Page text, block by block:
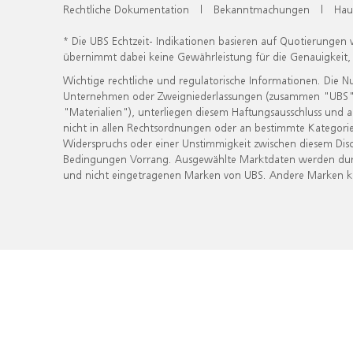
Rechtliche Dokumentation | Bekanntmachungen |
* Die UBS Echtzeit- Indikationen basieren auf
übernimmt dabei keine Gewährleistung für die
Wichtige rechtliche und regulatorische Informationen. Die
Unternehmen oder Zweigniederlassungen (zusammen
"Materialien"), unterliegen diesem Haftungsausschluss
nicht in allen Rechtsordnungen oder an bestimmte
Widerspruchs oder einer Unstimmigkeit zwischen diesem
Bedingungen Vorrang. Ausgewählte Marktdaten werden
und nicht eingetragenen Marken von UBS. Andere Marken